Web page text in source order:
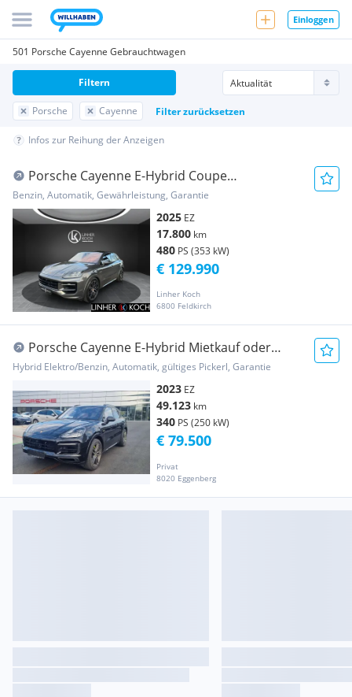
Einloggen
501 Porsche Cayenne Gebrauchtwagen
Porsche Cayenne Filter zurücksetzen
Filtern
Infos zur Reihung der Anzeigen
Porsche Cayenne E-Hybrid Coupe
''VOLLAUSSTATTUNG''
Benzin, Automatik, Gewährleistung, Garantie
2025 EZ
17.800 km
480 PS (353 kW)
Linher Koch
6800 Feldkirch
€ 129.990
Porsche Cayenne E-Hybrid Mietkauf oder
Kredit ohne Bank!
Hybrid Elektro/Benzin, Automatik, gültiges Pickerl, Garantie
2023 EZ
49.123 km
340 PS (250 kW)
Privat
8020 Eggenberg
€ 79.500